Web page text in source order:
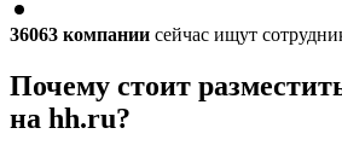
36063 компании сейчас ищут
Почему стоит
на hh.ru?